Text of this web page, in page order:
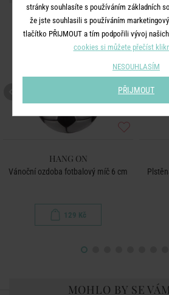
HANG ON
Vánoční ozdoba fotbalový míč 6 cm
129 Kč
MOHLO BY SE
stránky souhlasíte s používáním základních
že jste souhlasili s používáním
tlačítko PŘIJMOUT a tím podpořili vývoj
cookies si můžete přečíst
NESOUHLASÍM
PŘIJMOUT